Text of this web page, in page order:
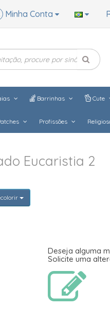
Minha Conta
Barrinhas Cute
Profissões
Eucaristia 2
Deseja alguma
Solicite uma